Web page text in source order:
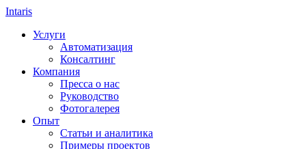
Intaris
Услуги
Автоматизация
Консалтинг
Компания
Пресса о нас
Руководство
Фотогалерея
Опыт
Статьи и аналитика
Примеры проектов